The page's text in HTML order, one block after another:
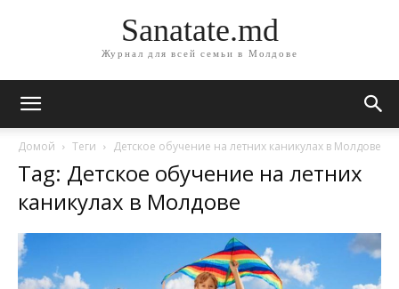
Sanatate.md
Журнал для всей семьи в Молдове
Домой Теги Детское обучение на летних каникулах в Молдове
Tag: Детское обучение на летних
каникулах в Молдове